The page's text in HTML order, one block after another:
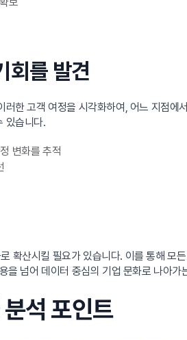
보
회를 발견
러한 고객 여정을 시각화하여, 어느 지점에
있습니다.
변화를 추적
확산시킬 필요가 있습니다. 이를 통해 모
넘어 데이터 중심의 기업 문화로 나아가
석 포인트